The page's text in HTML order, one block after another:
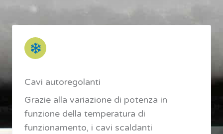
Cavi autoregolanti
Grazie alla variazione di potenza in
funzione della temperatura di
funzionamento, i cavi scaldanti